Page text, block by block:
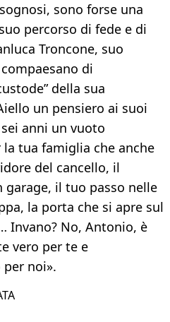
sono forse una
percorso di fede e di
Troncone, suo
di
della sua
un pensiero ai suoi
anni un vuoto
tua famiglia che anche
del cancello, il
il tuo passo nelle
la porta che si apre sul
No, Antonio, è
vero per te e
noi».